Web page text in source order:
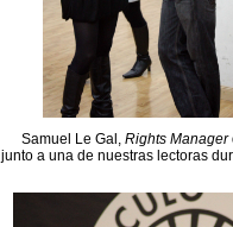
Samuel Le Gal, Rights Manager
junto a una de nuestras lectoras